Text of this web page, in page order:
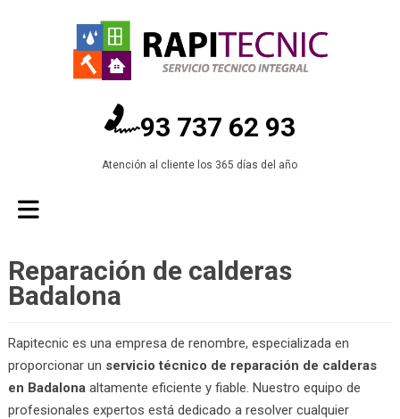
93 737 62 93
Atención al cliente los 365 días del año
Reparación de calderas
Badalona
Rapitecnic es una empresa de renombre, especializada en
proporcionar un servicio técnico de reparación de calderas
en Badalonaaltamente eficiente y fiable. Nuestro equipo de
profesionales expertos está dedicado a resolver cualquier